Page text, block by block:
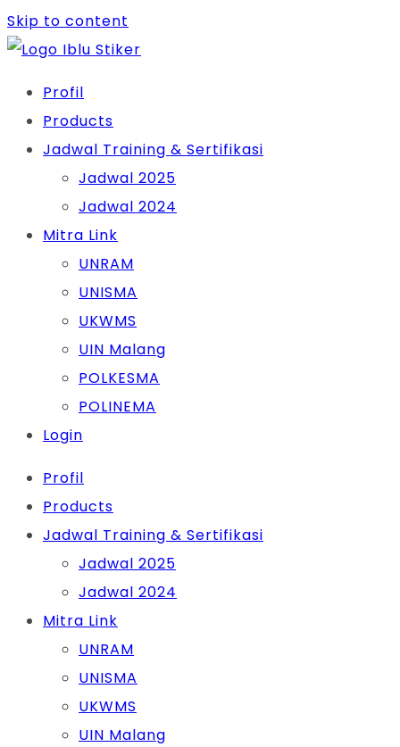
Skip to content
Profil
Products
Jadwal Training & Sertifikasi
Jadwal 2025
Jadwal 2024
Mitra Link
UNRAM
UNISMA
UKWMS
UIN Malang
POLKESMA
POLINEMA
Login
Profil
Products
Jadwal Training & Sertifikasi
Jadwal 2025
Jadwal 2024
Mitra Link
UNRAM
UNISMA
UKWMS
UIN Malang